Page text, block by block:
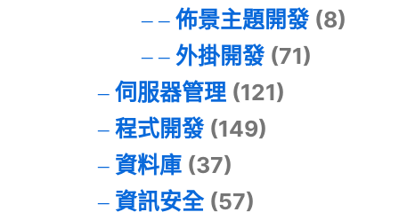
佈景主題開發(8)
外掛開發(71)
伺服器管理(121)
程式開發(149)
資料庫(37)
資訊安全(57)